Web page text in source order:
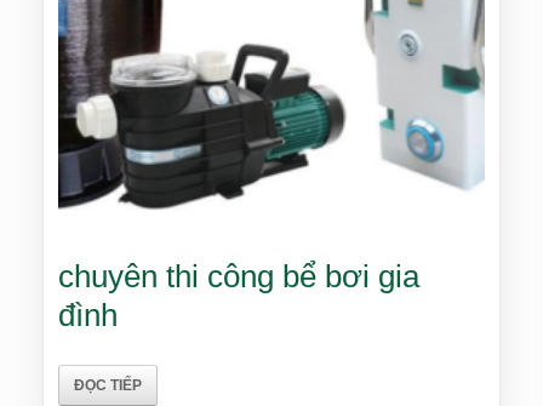
chuyên thi công bể bơi gia
đình
ĐỌC TIẾP